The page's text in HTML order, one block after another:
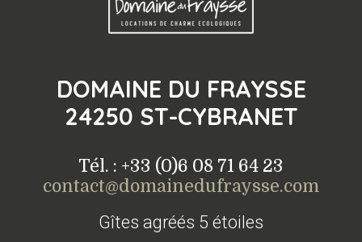
DOMAINE DU FRAYSSE
24250 ST-CYBRANET
Tél. : +33 (0)6 08 71 64 23
contact@domainedufraysse.com
Gîtes agréés 5 étoiles